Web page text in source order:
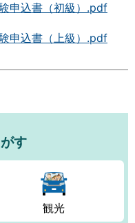
申込書（初級）.pdf
申込書（上級）.pdf
す
観光